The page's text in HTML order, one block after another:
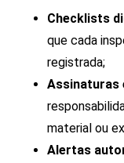
Checklists
que cada
registrada;
Assinaturas
material ou
Alertas